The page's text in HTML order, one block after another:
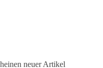
neuer Artikel